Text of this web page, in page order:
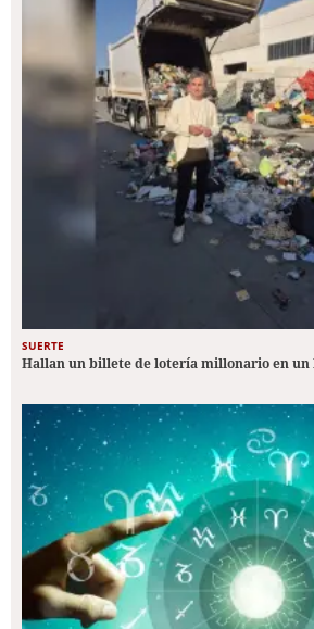
SUERTE
Hallan un billete de lotería millonario en